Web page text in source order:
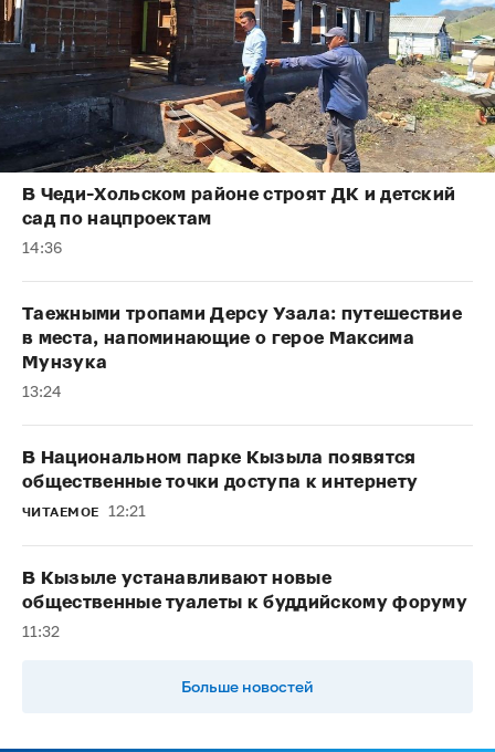
В Чеди-Хольском районе строят ДК и детский
сад по нацпроектам
14:36
Таежными тропами Дерсу Узала: путешествие
в места, напоминающие о герое Максима
Мунзука
13:24
В Национальном парке Кызыла появятся
общественные точки доступа к интернету
ЧИТАЕМОЕ 12:21
В Кызыле устанавливают новые
общественные туалеты к буддийскому форуму
11:32
Больше новостей